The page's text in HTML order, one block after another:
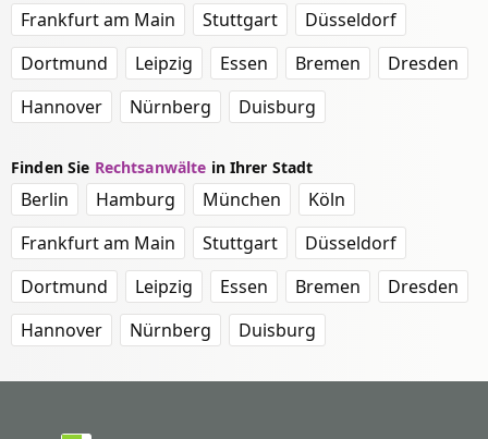
Frankfurt am Main
Stuttgart
Düsseldorf
Dortmund
Leipzig Essen Bremen
Dresden
Hannover
Nürnberg Duisburg
Finden Sie Rechtsanwälte in Ihrer Stadt
Berlin Hamburg München
Köln
Frankfurt am Main
Stuttgart
Düsseldorf
Dortmund
Leipzig Essen Bremen
Dresden
Hannover
Nürnberg Duisburg